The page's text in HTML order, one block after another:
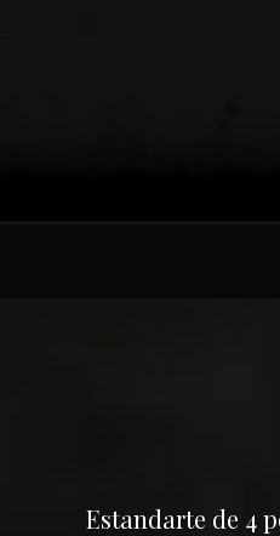
Estandarte de 4